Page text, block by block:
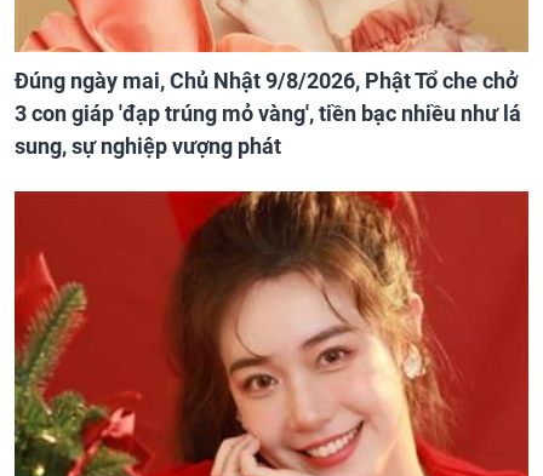
Đúng ngày mai, Chủ Nhật 9/8/2026, Phật Tổ che chở
3 con giáp 'đạp trúng mỏ vàng', tiền bạc nhiều như lá
sung, sự nghiệp vượng phát